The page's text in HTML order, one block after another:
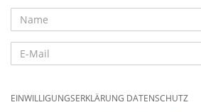
EINWILLIGUNGSERKLÄRUNG DATENSCHUTZ